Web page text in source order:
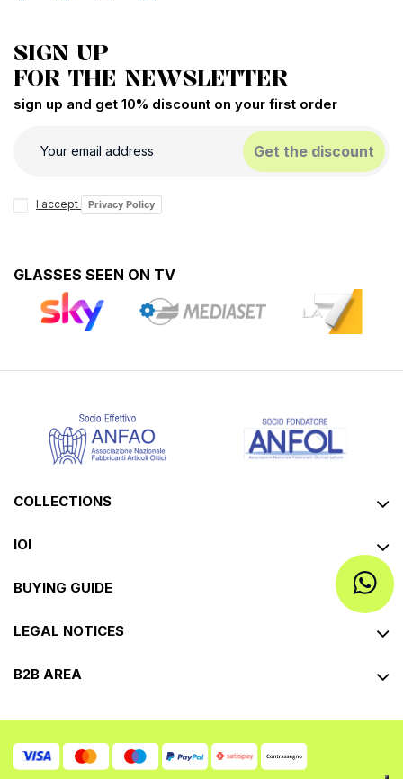
SIGN UP
FOR THE NEWSLETTER
sign up and get 10% discount on your first order
Get the discount
I accept Privacy Policy
GLASSES SEEN ON TV
COLLECTIONS
IOI
BUYING GUIDE
LEGAL NOTICES
B2B AREA